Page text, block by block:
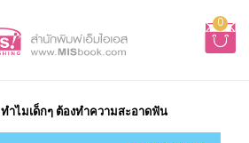
0
ทำไมเด็กๆ ต้องทำความสะอาดฟัน